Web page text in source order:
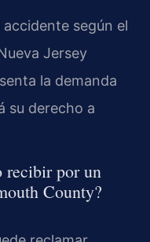
según el
Jersey
la demanda
su derecho a
recibir por un
County?